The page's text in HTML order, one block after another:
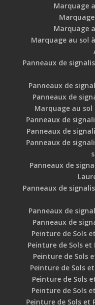
Marquage
Marquage
Marquage au sol
Panneaux de
Panneaux de
Panneaux de
Marquage au
Panneaux de
Panneaux de
Panneaux de
Panneaux de
Panneaux de
Panneaux de
Panneaux de
Peinture de Sols
Peinture de Sols et
Peinture de Sols
Peinture de Sols
Peinture de Sols
Peinture de Sols
Peinture de Sols et